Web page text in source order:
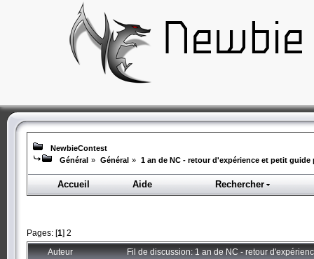
NewbieContest
Général » Général » 1 an de NC - retour d'expérience et petit
Accueil Aide Rechercher
Pages: [1] 2
Auteur Fil de discussion: 1 an de NC - retour